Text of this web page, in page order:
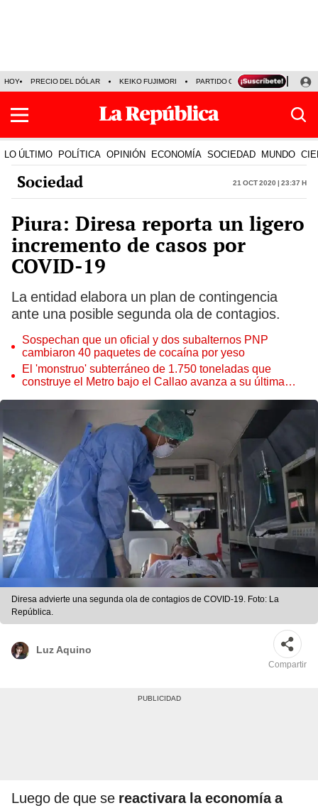
HOY PRECIO DEL DÓLAR KEIKO FUJIMORI PARTIDO OBRAS ARMONÍA 10
LO ÚLTIMO POLÍTICA OPINIÓN ECONOMÍA SOCIEDAD MUNDO
Sociedad 21 Oct 2020 | 23:37 h
Piura: Diresa reporta un ligero
incremento de casos por
COVID-19
La entidad elabora un plan de contingencia
ante una posible segunda ola de contagios.
Sospechan que un oficial y dos subalternos PNP
cambiaron 40 paquetes de cocaína por yeso
El 'monstruo' subterráneo de 1.750 toneladas que
construye el Metro bajo el Callao avanza a su última
Diresa advierte una segunda ola de contagios de COVID-19. Foto: La
República.
Luz Aquino
Compartir
Luego de que se reactivara la economía a